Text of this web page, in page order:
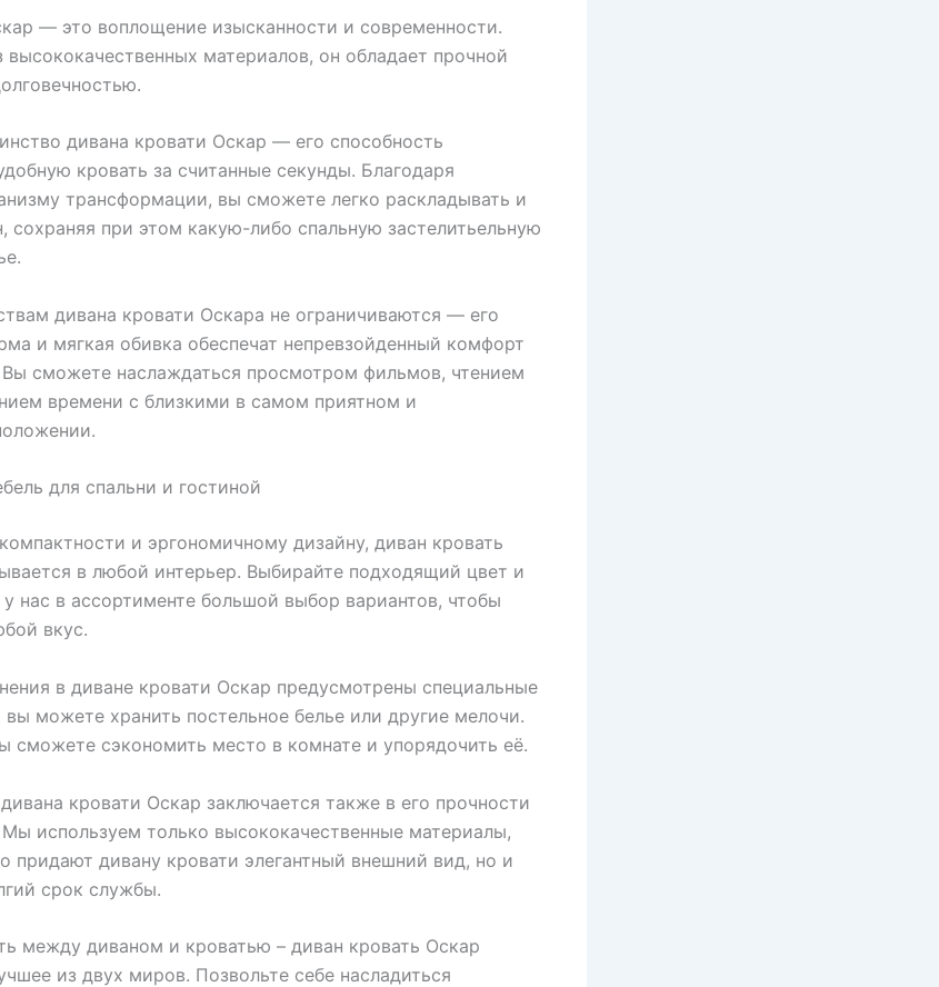
— это воплощение изысканности и современности.
высококачественных материалов, он обладает прочной
дивана кровати Оскар — его способность
кровать за считанные секунды. Благодаря
трансформации, вы сможете легко раскладывать и
сохраняя при этом какую-либо спальную застелитьельную
дивана кровати Оскара не ограничиваются — его
и мягкая обивка обеспечат непревзойденный комфорт
сможете наслаждаться просмотром фильмов, чтением
времени с близкими в самом приятном и
для спальни и гостиной
и эргономичному дизайну, диван кровать
в любой интерьер. Выбирайте подходящий цвет и
нас в ассортименте большой выбор вариантов, чтобы
вкус.
в диване кровати Оскар предусмотрены специальные
можете хранить постельное белье или другие мелочи.
сможете сэкономить место в комнате и упорядочить её.
кровати Оскар заключается также в его прочности
используем только высококачественные материалы,
придают дивану кровати элегантный внешний вид, но и
срок службы.
между диваном и кроватью – диван кровать Оскар
из двух миров. Позвольте себе насладиться